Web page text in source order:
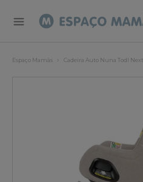
Espaço Mamãs Cadeira Auto Nuna Todl Next